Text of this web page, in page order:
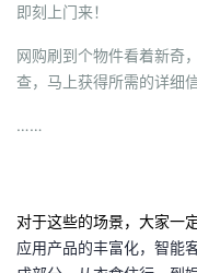
者
博
的
我
发
堂
Programs
的
我
即刻上门来！
网购刷到个物件看着新奇
查，马上获得所需的详细
……
对于这些的场景，大家一
应用产品的丰富化，智能